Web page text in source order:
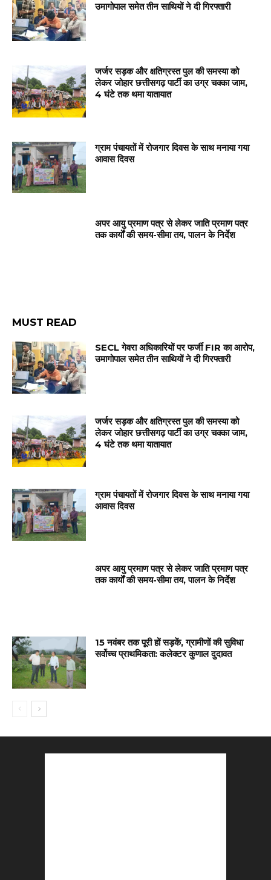
उमागोपाल समेत तीन साथियों ने दी गिरफ्तारी
जर्जर सड़क और क्षतिग्रस्त पुल की समस्या को
लेकर जोहार छत्तीसगढ़ पार्टी का उग्र चक्का जाम,
4 घंटे तक थमा यातायात
ग्राम पंचायतों में रोजगार दिवस के साथ मनाया गया
आवास दिवस
अपर आयु प्रमाण पत्र से लेकर जाति प्रमाण पत्र
तक कार्यों की समय-सीमा तय, पालन के निर्देश
MUST READ
SECL गेवरा अधिकारियों पर फर्जी FIR का आरोप,
उमागोपाल समेत तीन साथियों ने दी गिरफ्तारी
जर्जर सड़क और क्षतिग्रस्त पुल की समस्या को
लेकर जोहार छत्तीसगढ़ पार्टी का उग्र चक्का जाम,
4 घंटे तक थमा यातायात
ग्राम पंचायतों में रोजगार दिवस के साथ मनाया गया
आवास दिवस
अपर आयु प्रमाण पत्र से लेकर जाति प्रमाण पत्र
तक कार्यों की समय-सीमा तय, पालन के निर्देश
15 नवंबर तक पूरी हों सड़कें, ग्रामीणों की सुविधा
सर्वोच्च प्राथमिकता: कलेक्टर कुणाल दुदावत